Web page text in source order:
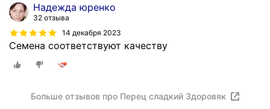
Надежда юренко
32 отзыва
14 декабря 2023
Семена соответствуют качеству
Больше отзывов про Перец сладкий Здоровяк